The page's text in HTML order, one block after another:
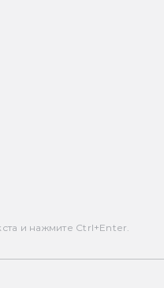
и нажмите Ctrl+Enter.